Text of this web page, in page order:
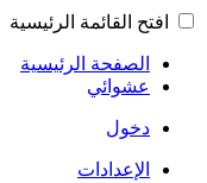
افتح القائمة الرئيسية
الصفحة الرئيسية
عشوائي
دخول
الإعدادات